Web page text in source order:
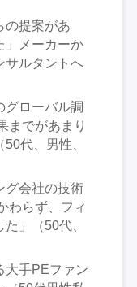
の提案があ
」メーカーか
サルタントへ
グローバル調
までがあまり
代、男性、
グ会社の技術
わらず、フィ
」（50代、
大手PEファン